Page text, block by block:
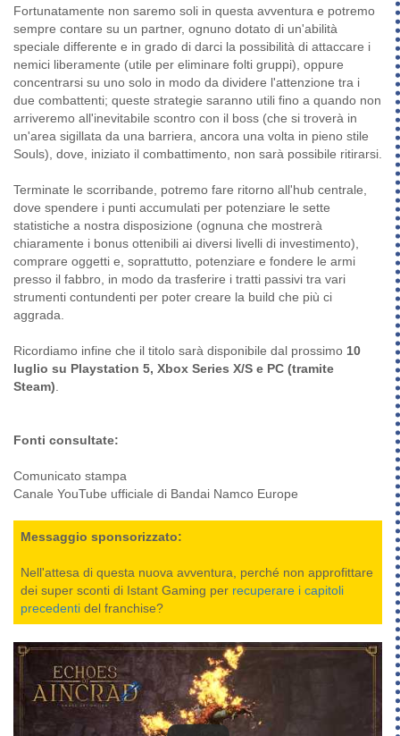
Fortunatamente non saremo soli in questa avventura e potremo
sempre contare su un partner, ognuno dotato di un'abilità
speciale differente e in grado di darci la possibilità di attaccare i
nemici liberamente (utile per eliminare folti gruppi), oppure
concentrarsi su uno solo in modo da dividere l'attenzione tra i
due combattenti; queste strategie saranno utili fino a quando non
arriveremo all'inevitabile scontro con il boss (che si troverà in
un'area sigillata da una barriera, ancora una volta in pieno stile
Souls), dove, iniziato il combattimento, non sarà possibile ritirarsi.
Terminate le scorribande, potremo fare ritorno all'hub centrale,
dove spendere i punti accumulati per potenziare le sette
statistiche a nostra disposizione (ognuna che mostrerà
chiaramente i bonus ottenibili ai diversi livelli di investimento),
comprare oggetti e, soprattutto, potenziare e fondere le armi
presso il fabbro, in modo da trasferire i tratti passivi tra vari
strumenti contundenti per poter creare la build che più ci
aggrada.
Ricordiamo infine che il titolo sarà disponibile dal prossimo 10
luglio su Playstation 5, Xbox Series X/S e PC (tramite
Steam)
Fonti consultate:
Comunicato stampa
Canale YouTube ufficiale di Bandai Namco Europe
Messaggio sponsorizzato:
Nell'attesa di questa nuova avventura, perché non approfittare
dei super sconti di Istant Gaming per recuperare i capitoli
precedenti del franchise?